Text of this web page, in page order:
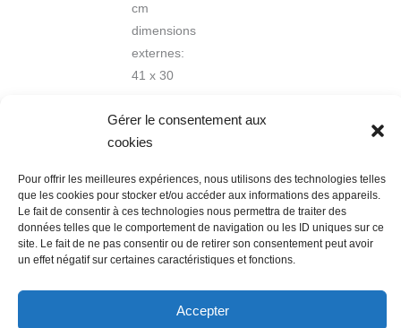
Gérer le consentement aux
cookies
Pour offrir les meilleures expériences, nous utilisons des technologies telles
que les cookies pour stocker et/ou accéder aux informations des appareils.
Le fait de consentir à ces technologies nous permettra de traiter des
données telles que le comportement de navigation ou les ID uniques sur ce
site. Le fait de ne pas consentir ou de retirer son consentement peut avoir
un effet négatif sur certaines caractéristiques et fonctions.
Accepter
cm
dimensions
externes:
41 x 30
Nous contacter
Conditions Générales de Ventes
Politique de confidentialité
Mentions légales